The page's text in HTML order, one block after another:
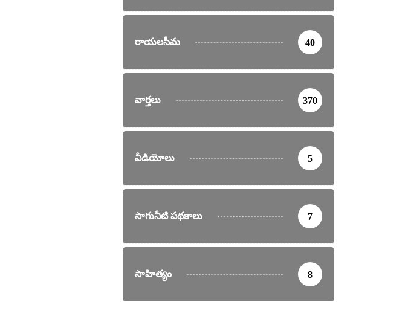
రాయలసీమ 40
వార్తలు 370
వీడియోలు 5
సాగునీటి పథకాలు 7
సాహిత్యం 8